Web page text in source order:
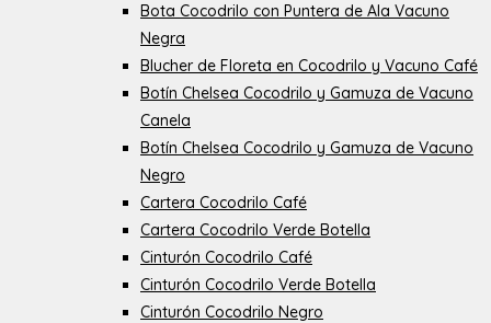
Bota Cocodrilo con Puntera de Ala Vacuno
Negra
Blucher de Floreta en Cocodrilo y Vacuno Café
Botín Chelsea Cocodrilo y Gamuza de Vacuno
Canela
Botín Chelsea Cocodrilo y Gamuza de Vacuno
Negro
Cartera Cocodrilo Café
Cartera Cocodrilo Verde Botella
Cinturón Cocodrilo Café
Cinturón Cocodrilo Verde Botella
Cinturón Cocodrilo Negro